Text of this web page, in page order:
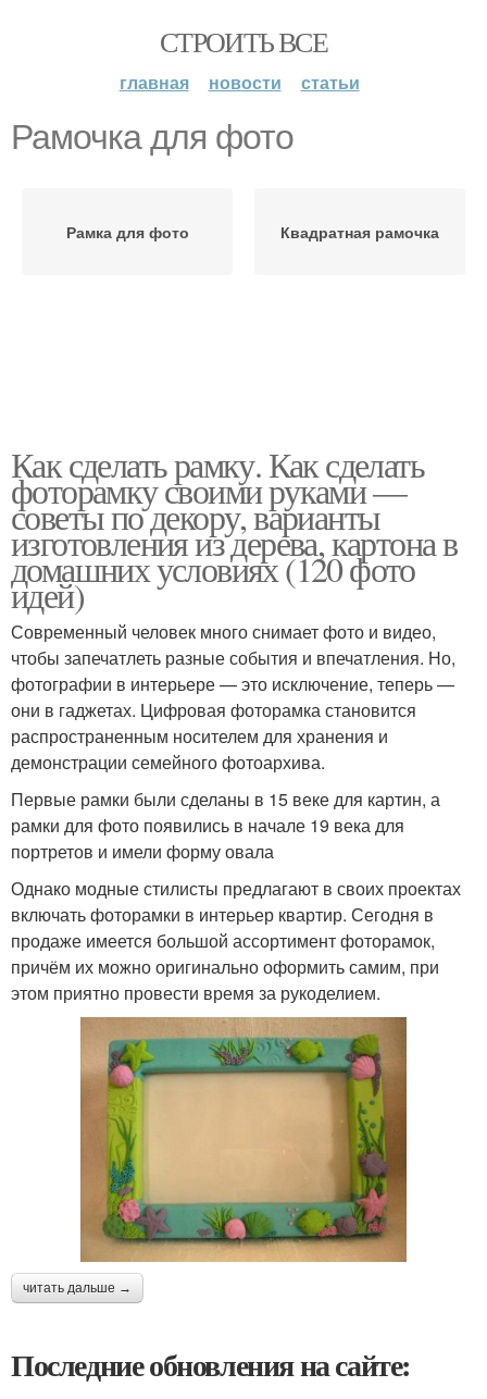
СТРОИТЬ ВСЕ
главная новости статьи
Рамочка для фото
Рамка для фото Квадратная рамочка
Как сделать рамку. Как сделать
фоторамку своими руками —
советы по декору, варианты
изготовления из дерева, картона в
домашних условиях (120 фото
идей)
Современный человек много снимает фото и видео,
чтобы запечатлеть разные события и впечатления. Но,
фотографии в интерьере — это исключение, теперь —
они в гаджетах. Цифровая фоторамка становится
распространенным носителем для хранения и
демонстрации семейного фотоархива.
Первые рамки были сделаны в 15 веке для картин, а
рамки для фото появились в начале 19 века для
портретов и имели форму овала
Однако модные стилисты предлагают в своих проектах
включать фоторамки в интерьер квартир. Сегодня в
продаже имеется большой ассортимент фоторамок,
причём их можно оригинально оформить самим, при
этом приятно провести время за рукоделием.
читать дальше →
Последние обновления на сайте: